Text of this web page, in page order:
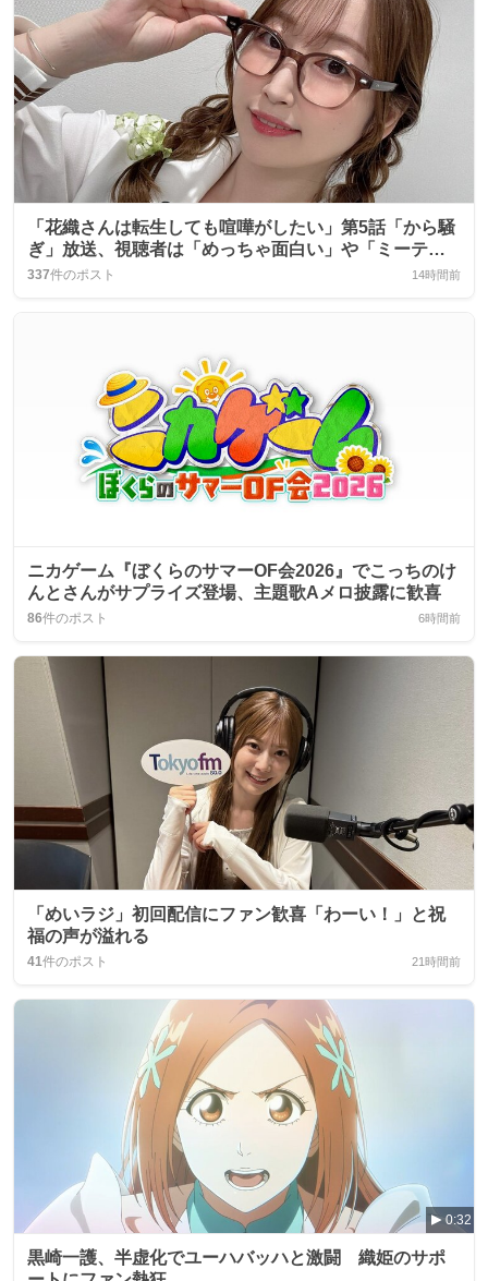
「花織さんは転生しても喧嘩がしたい」第5話「から騒
ぎ」放送、視聴者は「めっちゃ面白い」や「ミーティ
アが可愛い」と歓喜
337件のポスト 14時間前
ニカゲーム『ぼくらのサマーOF会2026』でこっちのけ
んとさんがサプライズ登場、主題歌Aメロ披露に歓喜
86件のポスト 6時間前
「めいラジ」初回配信にファン歓喜「わーい！」と祝
福の声が溢れる
41件のポスト 21時間前
0:32
黒崎一護、半虚化でユーハバッハと激闘 織姫のサポ